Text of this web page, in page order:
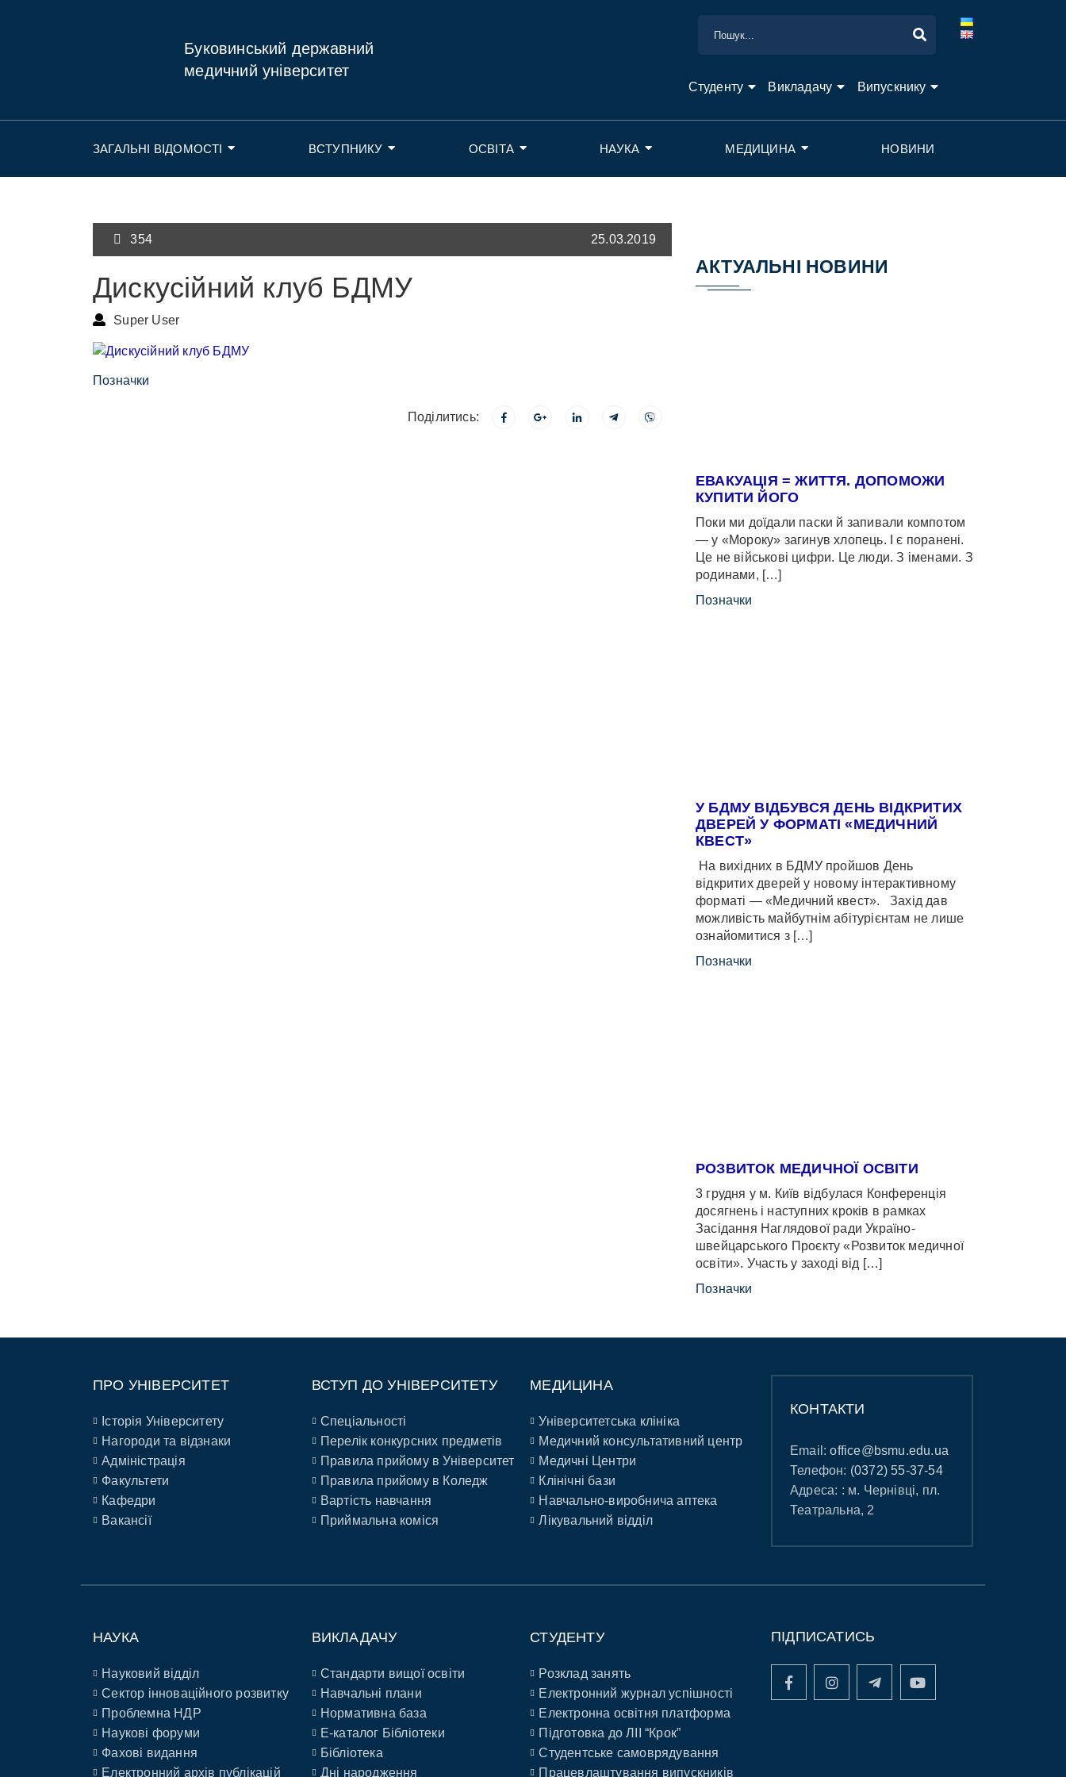
Буковинський державний
медичний університет
Студенту Викладачу Випускнику
ЗАГАЛЬНІ ВІДОМОСТІ ВСТУПНИКУ ОСВІТА НАУКА МЕДИЦИНА НОВИНИ
354 25.03.2019
Дискусійний клуб БДМУ
Super User
Позначки
Поділитись:
АКТУАЛЬНІ НОВИНИ
ЕВАКУАЦІЯ = ЖИТТЯ. ДОПОМОЖИ
КУПИТИ ЙОГО
Поки ми доїдали паски й запивали компотом
— у «Мороку» загинув хлопець. І є поранені.
Це не військові цифри. Це люди. З іменами. З
родинами, […]
Позначки
У БДМУ ВІДБУВСЯ ДЕНЬ ВІДКРИТИХ
ДВЕРЕЙ У ФОРМАТІ «МЕДИЧНИЙ
КВЕСТ»
На вихідних в БДМУ пройшов День
відкритих дверей у новому інтерактивному
форматі — «Медичний квест». Захід дав
можливість майбутнім абітурієнтам не лише
ознайомитися з […]
Позначки
РОЗВИТОК МЕДИЧНОЇ ОСВІТИ
3 грудня у м. Київ відбулася Конференція
досягнень і наступних кроків в рамках
Засідання Наглядової ради Україно-
швейцарського Проєкту «Розвиток медичної
освіти». Участь у заході від […]
Позначки
ПРО УНІВЕРСИТЕТ
Історія Університету
Нагороди та відзнаки
Адміністрація
Факультети
Кафедри
Вакансії
ВСТУП ДО УНІВЕРСИТЕТУ
Спеціальності
Перелік конкурсних предметів
Правила прийому в Університет
Правила прийому в Коледж
Вартість навчання
Приймальна коміся
МЕДИЦИНА
Університетська клініка
Медичний консультативний центр
Медичні Центри
Клінічні бази
Навчально-виробнича аптека
Лікувальний відділ
КОНТАКТИ
Email:office@bsmu.edu.ua
Телефон: (0372) 55-37-54
Адреса: : м. Чернівці, пл.
Театральна, 2
НАУКА
Науковий відділ
Сектор інноваційного розвитку
Проблемна НДР
Наукові форуми
Фахові видання
Електронний архів публікацій
ВИКЛАДАЧУ
Стандарти вищої освіти
Навчальні плани
Нормативна база
E-каталог Бібліотеки
Бібліотека
Дні народження
СТУДЕНТУ
Розклад занять
Електронний журнал успішності
Електронна освітня платформа
Підготовка до ЛІІ “Крок”
Студентське самоврядування
Працевлаштування випускників
ПІДПИСАТИСЬ